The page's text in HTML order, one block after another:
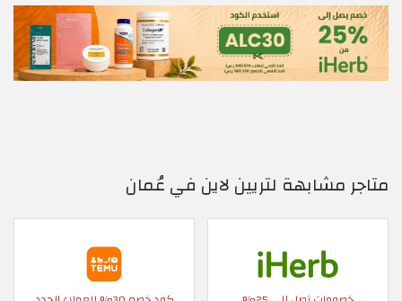
متاجر مشابهة لتريين لاين في عُمان